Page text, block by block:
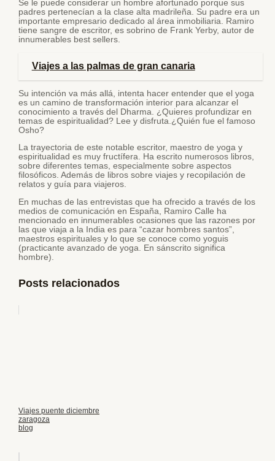
Se le puede considerar un hombre afortunado porque sus
padres pertenecían a la clase alta madrileña. Su padre era un
importante empresario dedicado al área inmobiliaria. Ramiro
tiene sangre de escritor, es sobrino de Frank Yerby, autor de
innumerables best sellers.
Viajes a las palmas de gran canaria
Su intención va más allá, intenta hacer entender que el yoga
es un camino de transformación interior para alcanzar el
conocimiento a través del Dharma. ¿Quieres profundizar en
temas de espiritualidad? Lee y disfruta.¿Quién fue el famoso
Osho?
La trayectoria de este notable escritor, maestro de yoga y
espiritualidad es muy fructífera. Ha escrito numerosos libros,
sobre diferentes temas, especialmente sobre aspectos
filosóficos. Además de libros sobre viajes y recopilación de
relatos y guía para viajeros.
En muchas de las entrevistas que ha ofrecido a través de los
medios de comunicación en España, Ramiro Calle ha
mencionado en innumerables ocasiones que las razones por
las que viaja a la India es para “cazar hombres santos”,
maestros espirituales y lo que se conoce como yoguis
(practicante avanzado de yoga. En sánscrito significa
hombre).
Posts relacionados
Viajes puente diciembre
zaragoza
blog